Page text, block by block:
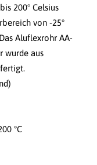
200° Celsius
von -25°
Aluflexrohr AA-
wurde aus
°C